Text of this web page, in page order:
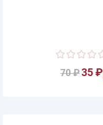
70 ₽35 ₽